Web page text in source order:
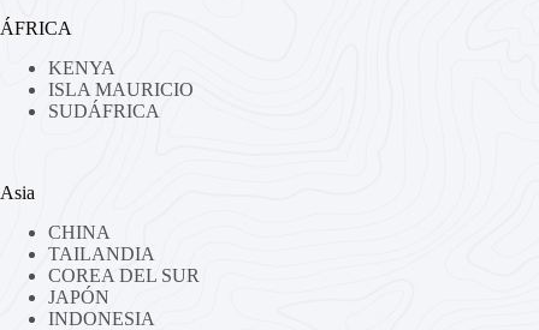
ÁFRICA
KENYA
ISLA MAURICIO
SUDÁFRICA
Asia
CHINA
TAILANDIA
COREA DEL SUR
JAPÓN
INDONESIA